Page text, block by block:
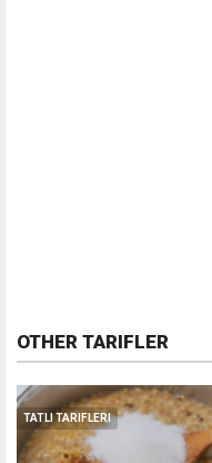
OTHER TARIFLER
TATLI TARIFLERI